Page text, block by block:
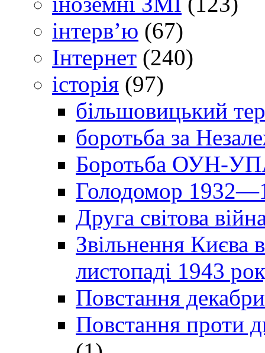
інтерв’ю (67)
Інтернет (240)
історія (97)
більшовицький
боротьба за
Боротьба ОУН-УПА
Голодомор
Друга світова
Звільнення Києва
листопаді 1943
Повстання
Повстання проти